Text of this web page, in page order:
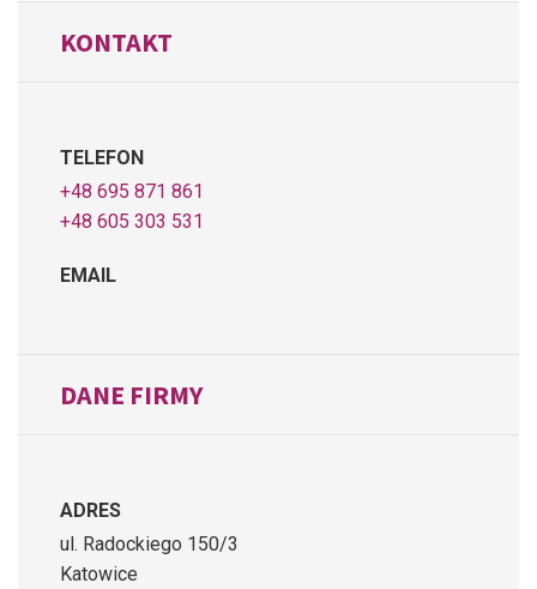
KONTAKT
TELEFON
+48 695 871 861
+48 605 303 531
EMAIL
DANE FIRMY
ADRES
ul. Radockiego 150/3
Katowice